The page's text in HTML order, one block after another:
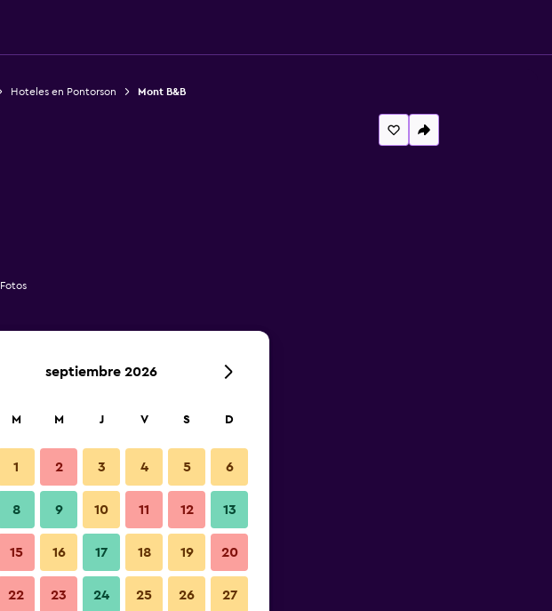
Hoteles en Pontorson Mont B&B
Fotos
septiembre 2026
M M J V S D
1 2 3 4 5 6
8 9 10 11 12 13
15 16 17 18 19 20
22 23 24 25 26 27